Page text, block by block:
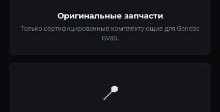
Оригинальные запчасти
Только сертифицированные комплектующие для Genesis
GV80.
📍